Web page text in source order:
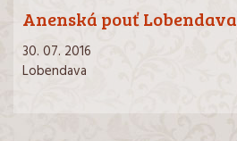
Anenská pouť Lobendava
30. 07. 2016
Lobendava